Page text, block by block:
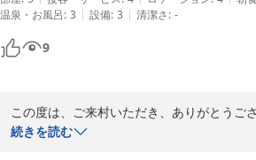
ただ、お風呂が予約制で貸し切りなので、
少し慌ただしかったかな・・という感じです。
また行きたいな〜と思わせてくれた所でした。
温泉・お風呂: 3 | 設備: 3 | 清潔さ: -
9
この度は、ご来村いただき、ありがとうご
お部屋やお食事などご満足いただけ、大変
続きを読む